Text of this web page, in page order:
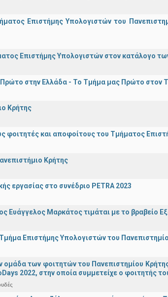
Επιστήμης Υπολογιστών του
Επιστήμης Υπολογιστών στον κατάλογο
στην Ελλάδα - Το Τμήμα μας Πρώτο στον
Κρήτης
φοιτητές και αποφοίτους του Τμήματος
Κρήτης
εργασίας στο συνέδριο PETRA 2023
Ευάγγελος Μαρκάτος τιμάται με το βραβείο
Τμήμα Επιστήμης Υπολογιστών του
ομάδα των φοιτητών του Πανεπιστημίου
2022, στην οποία συμμετείχε ο φοιτητής